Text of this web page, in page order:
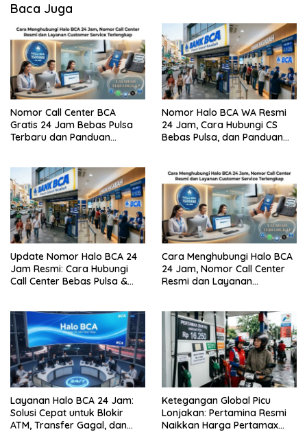
Baca Juga
Nomor Call Center BCA
Gratis 24 Jam Bebas Pulsa
Terbaru dan Panduan
Nomor Halo BCA WA Resmi
24 Jam, Cara Hubungi CS
Bebas Pulsa, dan Panduan
Update Nomor Halo BCA 24
Jam Resmi: Cara Hubungi
Call Center Bebas Pulsa &
Cara Menghubungi Halo BCA
24 Jam, Nomor Call Center
Resmi dan Layanan
Layanan Halo BCA 24 Jam:
Solusi Cepat untuk Blokir
ATM, Transfer Gagal, dan
Ketegangan Global Picu
Lonjakan: Pertamina Resmi
Naikkan Harga Pertamax